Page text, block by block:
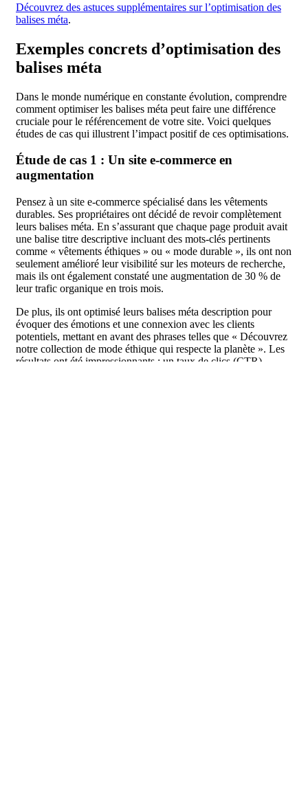
Découvrez des astuces supplémentaires sur l’optimisation des
balises méta.
Exemples concrets d’optimisation des
balises méta
Dans le monde numérique en constante évolution, comprendre
comment optimiser les balises méta peut faire une différence
cruciale pour le référencement de votre site. Voici quelques
études de cas qui illustrent l’impact positif de ces optimisations.
Étude de cas 1 : Un site e-commerce en
augmentation
Pensez à un site e-commerce spécialisé dans les vêtements
durables. Ses propriétaires ont décidé de revoir complètement
leurs balises méta. En s’assurant que chaque page produit avait
une balise titre descriptive incluant des mots-clés pertinents
comme « vêtements éthiques » ou « mode durable », ils ont non
seulement amélioré leur visibilité sur les moteurs de recherche,
mais ils ont également constaté une augmentation de 30 % de
leur trafic organique en trois mois.
De plus, ils ont optimisé leurs balises méta description pour
évoquer des émotions et une connexion avec les clients
potentiels, mettant en avant des phrases telles que « Découvrez
notre collection de mode éthique qui respecte la planète ». Les
résultats ont été impressionnants : un taux de clics (CTR)